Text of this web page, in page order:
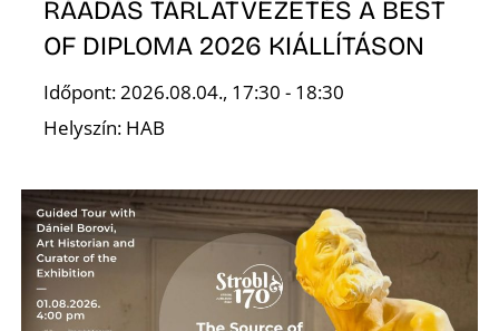
RÁADÁS TÁRLATVEZETÉS A BEST
OF DIPLOMA 2026 KIÁLLÍTÁSON
Időpont: 2026.08.04., 17:30 - 18:30
Helyszín: HAB